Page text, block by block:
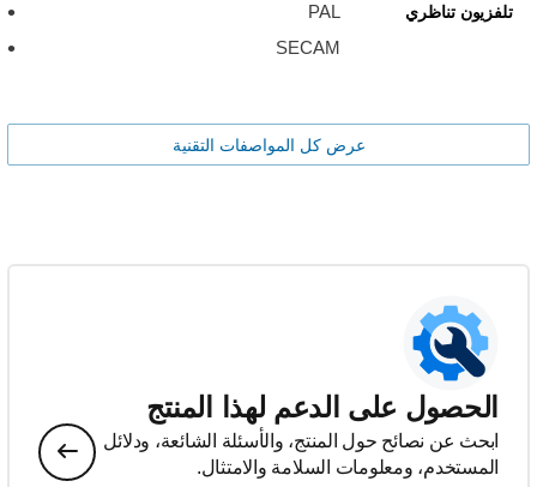
تلفزيون تناظري
PAL
SECAM
عرض كل المواصفات التقنية
الحصول على الدعم لهذا المنتج
ابحث عن نصائح حول المنتج، والأسئلة الشائعة، ودلائل
المستخدم، ومعلومات السلامة والامتثال.